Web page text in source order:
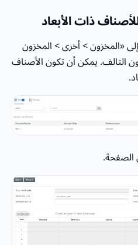
ذات الأبعاد
«المخزون > أخرى > المخزون
التالف. يمكن أن تكون الأصناف
الصفحة.